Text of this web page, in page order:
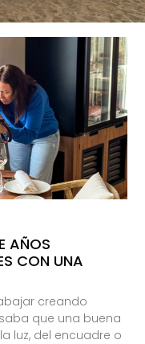
AÑOS
CON UNA
creando
que una buena
luz, del encuadre o